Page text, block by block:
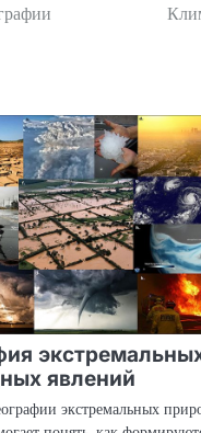
явлений
экстремальных